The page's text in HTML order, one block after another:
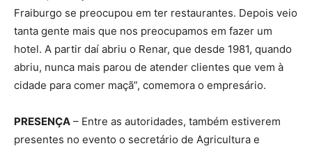
Fraiburgo se preocupou em ter restaurantes. Depois veio
tanta gente mais que nos preocupamos em fazer um
hotel. A partir daí abriu o Renar, que desde 1981, quando
abriu, nunca mais parou de atender clientes que vem à
cidade para comer maçã”, comemora o empresário.
PRESENÇA – Entre as autoridades, também estiverem
presentes no evento o secretário de Agricultura e